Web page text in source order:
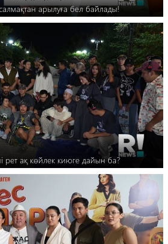
арылуға бел байлады!
рет ақ көйлек киюге дайын ба?